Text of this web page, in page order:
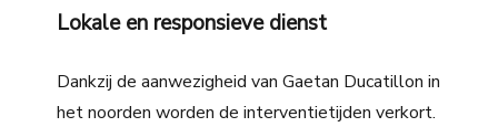
Lokale en responsieve dienst
Dankzij de aanwezigheid van Gaetan Ducatillon in
het noorden worden de interventietijden verkort.